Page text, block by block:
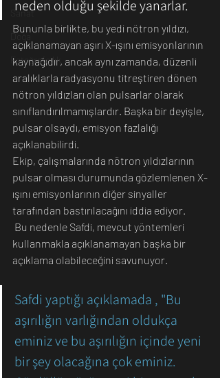
Sanat
Doğa
Fotoğrafçılık
neden olduğu şekilde yanarlar.
Bununla birlikte, bu yedi nötron yıldızı,
açıklanamayan aşırı X-ışını emisyonlarının
kaynağıdır, ancak aynı zamanda, düzenli
aralıklarla radyasyonu titreştiren dönen
nötron yıldızları olan pulsarlar olarak
sınıflandırılmamışlardır. Başka bir deyişle,
pulsar olsaydı, emisyon fazlalığı
açıklanabilirdi.
Ekip, çalışmalarında nötron yıldızlarının
pulsar olması durumunda gözlemlenen X-
ışını emisyonlarının diğer sinyaller
tarafından bastırılacağını iddia ediyor.
kullanmakla açıklanamayan başka bir
açıklama olabileceğini savunuyor.
Safdi yaptığı açıklamada , "Bu
aşırılığın varlığından oldukça
eminiz ve bu aşırılığın içinde yeni
bir şey olacağına çok eminiz.